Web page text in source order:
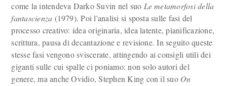
come la intendeva Darko Suvin nel suo Le metamorfosi della
fantascienza (1979). Poi l'analisi si sposta sulle fasi del
processo creativo: idea originaria, idea latente, pianificazione,
scrittura, pausa di decantazione e revisione. In seguito queste
stesse fasi vengono sviscerate, attingendo ai consigli utili dei
giganti sulle cui spalle ci poniamo: non solo autori del
genere, ma anche Ovidio, Stephen King con il suo On